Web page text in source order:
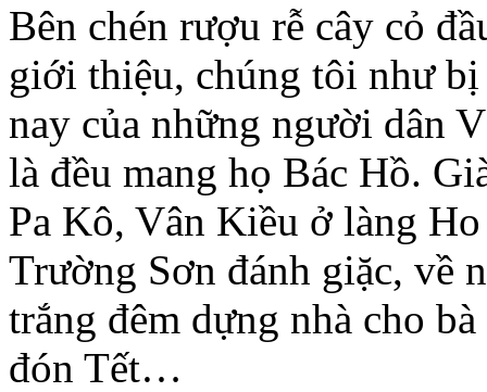
Bên chén rượu rễ cây cỏ
giới thiệu, chúng tôi như
nay của những người dân
là đều mang họ Bác Hồ.
Pa Kô, Vân Kiều ở làng
Trường Sơn đánh giặc, về
trắng đêm dựng nhà cho
đón Tết…